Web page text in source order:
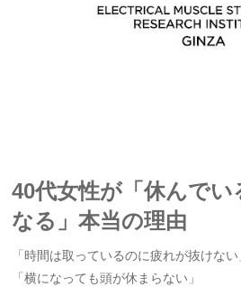
40代女性が「休んでい
なる」本当の理由
「時間は取っているのに疲れが抜けない
「横になっても頭が休まらない」